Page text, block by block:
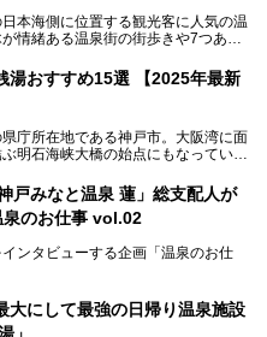
本海側に位置する観光客に人気の温
情緒ある温泉街の街歩きや7つある
から温泉街が近く、歩いて回るのに
帰りでの訪問にもおすすめです。
アップ。温泉やご当地グルメなどを
デルコースも紹介しているので、ぜ
湯おすすめ15選 【2025年最新
庁所在地である神戸市。大阪湾に面
明石海峡大橋の始点にもなっていま
かに発展したハーバーランドなど、
じろ押しです。
から見ると、神戸市といえば何とい
ズナブルに体験できる健康ランドや
……。今回はそんな希望に沿う施設
戸みなと温泉 蓮」総支配人が
のお仕事 vol.02
ンタビューする企画「温泉のお仕
「ベストオブ宿泊賞」に輝いた
魅力に迫りました！
大にして最強の日帰り温泉施設
」